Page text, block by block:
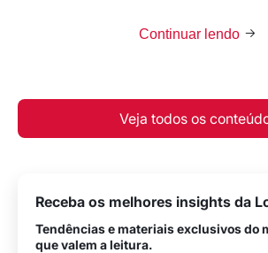
Continuar lendo
Veja todos os
Receba os melhores insights da
Tendências e materiais exclusivos do
que valem a leitura.